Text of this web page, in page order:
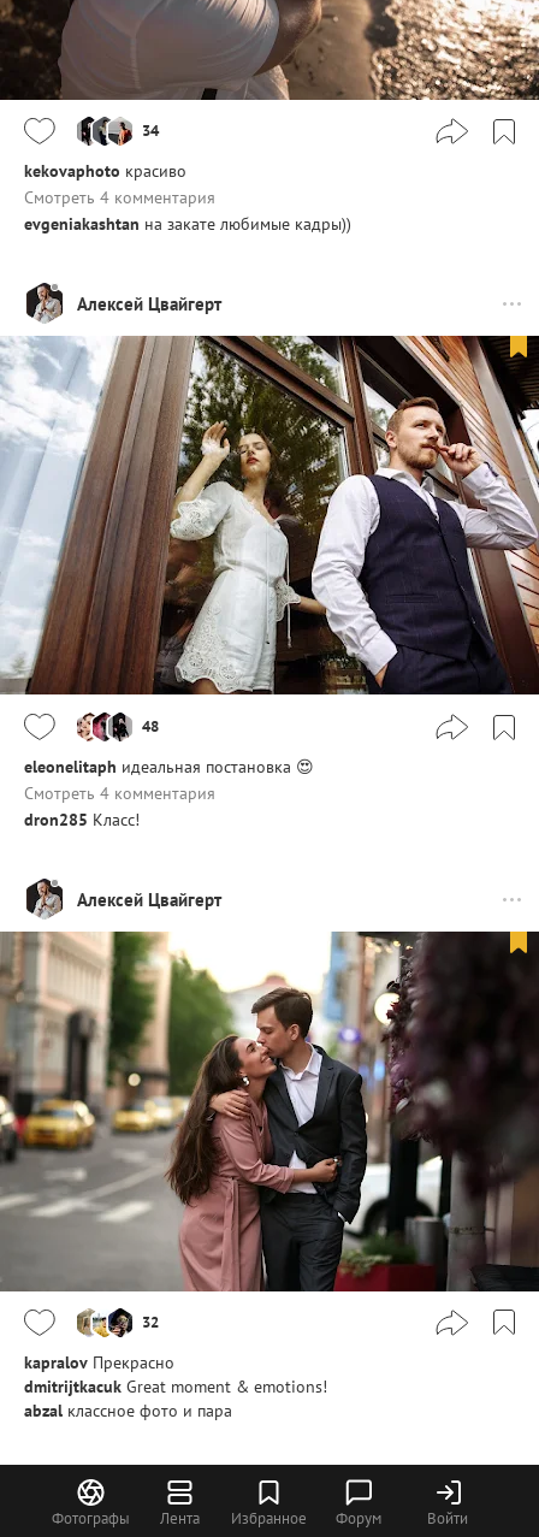
Фотографы Лента Избранное Форум Войти
34
kekovaphoto красиво
Смотреть 4 комментария
evgeniakashtan на закате любимые кадры))
Алексей Цвайгерт
48
eleonelitaph идеальная постановка 😍
Смотреть 4 комментария
dron285 Класс!
Алексей Цвайгерт
32
kapralov Прекрасно
dmitrijtkacuk Great moment & emotions!
abzal классное фото и пара
Алексей Цвайгерт